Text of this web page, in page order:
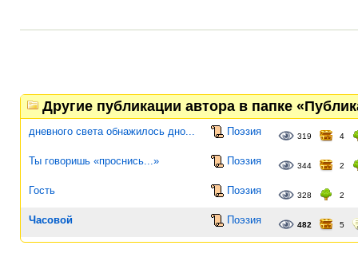
Другие публикации автора в папке
дневного света обнажилось дно... Поэзия 319 4
Ты говоришь «проснись...» Поэзия 344 2
Гость Поэзия 328 2
Часовой Поэзия 482 5